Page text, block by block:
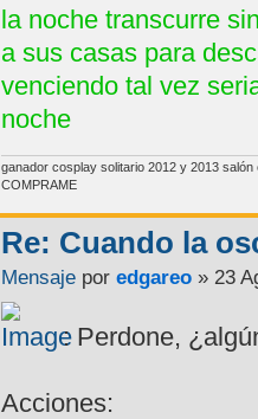
la noche transcurre
a sus casas para
venciendo tal vez
noche
ganador cosplay solitario 2012 y 2013
COMPRAME
Re: Cuando la
Mensaje poredgareo » 23
: Perdone,
Acciones: